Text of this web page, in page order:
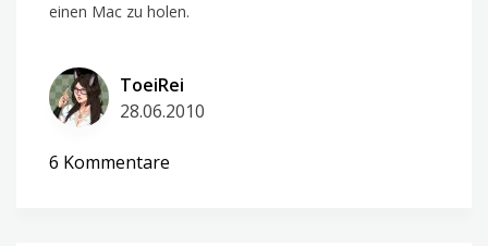
einen Mac zu holen.
ToeiRei
28.06.2010
6 Kommentare